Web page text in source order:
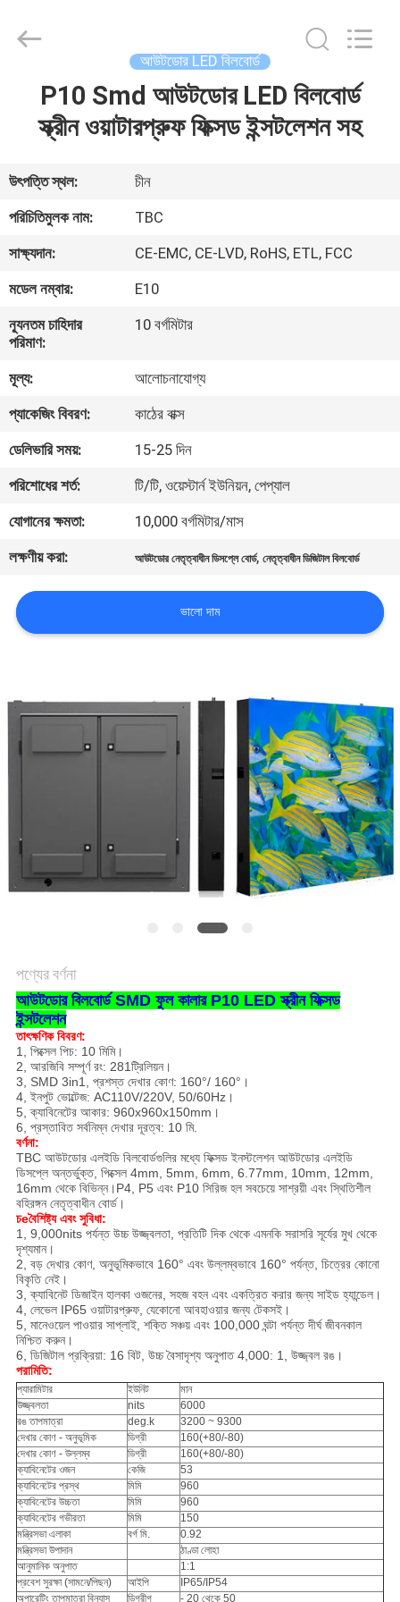
VR
প্রদর্শন
আমাদের
সম্পর্কে
কারখানা
ভ্রমণ
মান
নিয়ন্ত্রণ
খবর
সাইটম্যাপ
নীতি
Limited.
আউটডোর LED বিলবোর্ড
P10 Smd আউটডোর LED বিলবোর্ড
স্ক্রীন ওয়াটারপ্রুফ ফিক্সড ইন্সটলেশন সহ
উৎপত্তি স্থল:
চীন
পরিচিতিমুলক নাম:
TBC
সাক্ষ্যদান:
CE-EMC, CE-LVD, RoHS, ETL, FCC
মডেল নম্বার:
E10
ন্যূনতম চাহিদার
পরিমাণ:
10 বর্গমিটার
মূল্য:
আলোচনাযোগ্য
প্যাকেজিং বিবরণ:
কাঠের বাক্স
ডেলিভারি সময়:
15-25 দিন
পরিশোধের শর্ত:
টি/টি, ওয়েস্টার্ন ইউনিয়ন, পেপ্যাল
যোগানের ক্ষমতা:
10,000 বর্গমিটার/মাস
লক্ষণীয় করা:
আউটডোর নেতৃত্বাধীন ডিসপ্লে বোর্ড,নেতৃত্বাধীন ডিজিটাল বিলবোর্ড
ভালো দাম
পণ্যের বর্ণনা
আউটডোর বিলবোর্ড SMD ফুল কালার P10 LED স্ক্রীন ফিক্সড
ইন্সটলেশন
তাৎক্ষণিক বিবরণ:
1, পিক্সেল পিচ: 10 মিমি।
2, আরজিবি সম্পূর্ণ রং: 281ট্রিলিয়ন।
3, SMD 3in1, প্রশস্ত দেখার কোণ: 160°/ 160°।
4, ইনপুট ভোল্টেজ: AC110V/220V, 50/60Hz।
5, ক্যাবিনেটের আকার: 960x960x150mm।
6, প্রস্তাবিত সর্বনিম্ন দেখার দূরত্ব: 10 মি.
বর্ণনা:
TBC আউটডোর এলইডি বিলবোর্ডগুলির মধ্যে ফিক্সড ইনস্টলেশন আউটডোর এলইডি
ডিসপ্লে অন্তর্ভুক্ত, পিক্সেল 4mm, 5mm, 6mm, 6.77mm, 10mm, 12mm,
16mm থেকে বিভিন্ন।P4, P5 এবং P10 সিরিজ হল সবচেয়ে সাশ্রয়ী এবং স্থিতিশীল
বহিরঙ্গন নেতৃত্বাধীন বোর্ড।
চeবৈশিষ্ট্য এবং সুবিধা:
1, 9,000nits পর্যন্ত উচ্চ উজ্জ্বলতা, প্রতিটি দিক থেকে এমনকি সরাসরি সূর্যের মুখ থেকে
দৃশ্যমান।
2, বড় দেখার কোণ, অনুভূমিকভাবে 160° এবং উল্লম্বভাবে 160° পর্যন্ত, চিত্রের কোনো
বিকৃতি নেই।
3, ক্যাবিনেট ডিজাইন হালকা ওজনের, সহজ বহন এবং একত্রিত করার জন্য সাইড হ্যান্ডেল।
4, লেভেল IP65 ওয়াটারপ্রুফ, যেকোনো আবহাওয়ার জন্য টেকসই।
5, মানেওয়েল পাওয়ার সাপ্লাই, শক্তি সঞ্চয় এবং 100,000 ঘন্টা পর্যন্ত দীর্ঘ জীবনকাল
নিশ্চিত করুন।
6, ডিজিটাল প্রক্রিয়া: 16 বিট, উচ্চ বৈসাদৃশ্য অনুপাত 4,000: 1, উজ্জ্বল রঙ।
পরামিতি:
প্যারামিটার ইউনিট
মান
উজ্জ্বলতা
nits
6000
রঙ তাপমাত্রা
deg.k
3200 ~ 9300
দেখার কোণ - অনুভূমিক
ডিগ্রী
160(+80/-80)
দেখার কোণ - উল্লম্ব
ডিগ্রী
160(+80/-80)
ক্যাবিনেটের ওজন
কেজি
53
ক্যাবিনেটের প্রস্থ
মিমি
960
ক্যাবিনেটের উচ্চতা
মিমি
960
ক্যাবিনেটের গভীরতা
মিমি
150
মন্ত্রিসভা এলাকা
বর্গ মি.
0.92
মন্ত্রিসভা উপাদান
ঠাণ্ডা লোহা
আনুমানিক অনুপাত
1:1
প্রবেশ সুরক্ষা (সামনে/পিছন)
আইপি
IP65/IP54
অপারেটিং তাপমাত্রা বিন্যাস
ডিগ্রীগ - 20 থেকে 50